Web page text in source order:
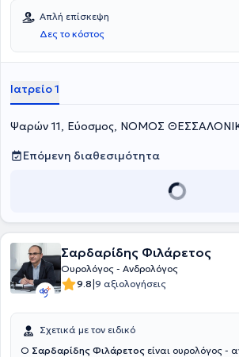
Απλή επίσκεψη
Δες το κόστος
Ιατρείο 1
Ψαρών 11, Εύοσμος, ΝΟΜΟΣ
Επόμενη διαθεσιμότητα
Σαρδαρίδης Φιλάρετος
Ουρολόγος - Ανδρολόγος
9.8|9 αξιολογήσεις
Σχετικά με τον ειδικό
Ο Σαρδαρίδης Φιλάρετος είναι ουρολόγος -